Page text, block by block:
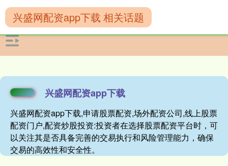
兴盛网配资app下载
兴盛网配资app下载,申请股票配资,场外配资公司,线上股票
配资门户,配资炒股投资:投资者在选择股票配资平台时，可
以关注其是否具备完善的交易执行和风险管理能力，确保
交易的高效性和安全性。
兴盛网配资app下载 相关话题